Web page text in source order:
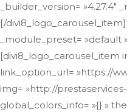
_builder_version=
[/
_module_preset=
[divi8_logo_carousel_item
link_option_url= »https://
img= »http://
global_colors_info= »{} »